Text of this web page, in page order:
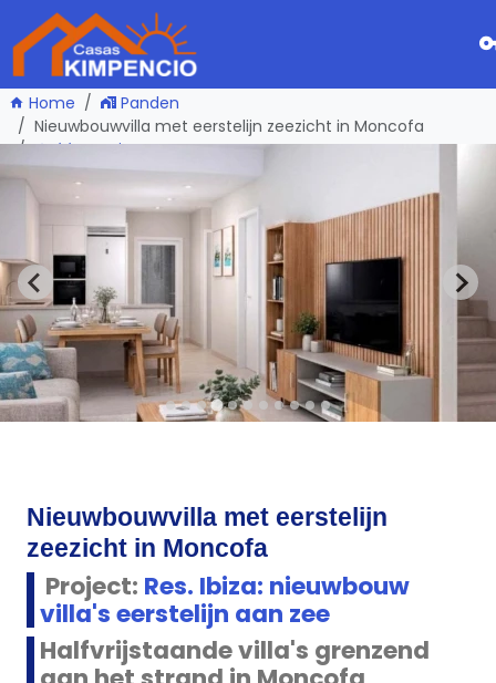
Home
Panden
Nieuwbouwvilla met eerstelijn zeezicht in Moncofa
één pagina terug
Nieuwbouwvilla met eerstelijn
zeezicht in Moncofa
Project: Res. Ibiza: nieuwbouw
villa's eerstelijn aan zee
Halfvrijstaande villa's grenzend